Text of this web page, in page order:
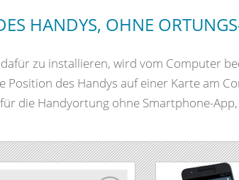
HANDYS, OHNE
zu installieren, wird vom Computer
Position des Handys auf einer Karte am
die Handyortung ohne Smartphone-